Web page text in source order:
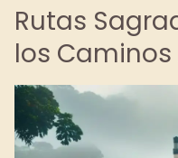
Rutas
los